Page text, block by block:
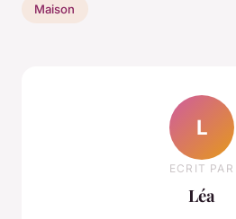
Maison
L
ECRIT PAR
Léa